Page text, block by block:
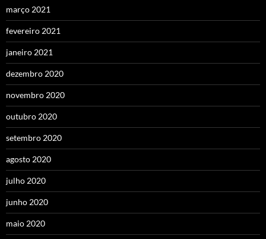
março 2021
fevereiro 2021
janeiro 2021
dezembro 2020
novembro 2020
outubro 2020
setembro 2020
agosto 2020
julho 2020
junho 2020
maio 2020